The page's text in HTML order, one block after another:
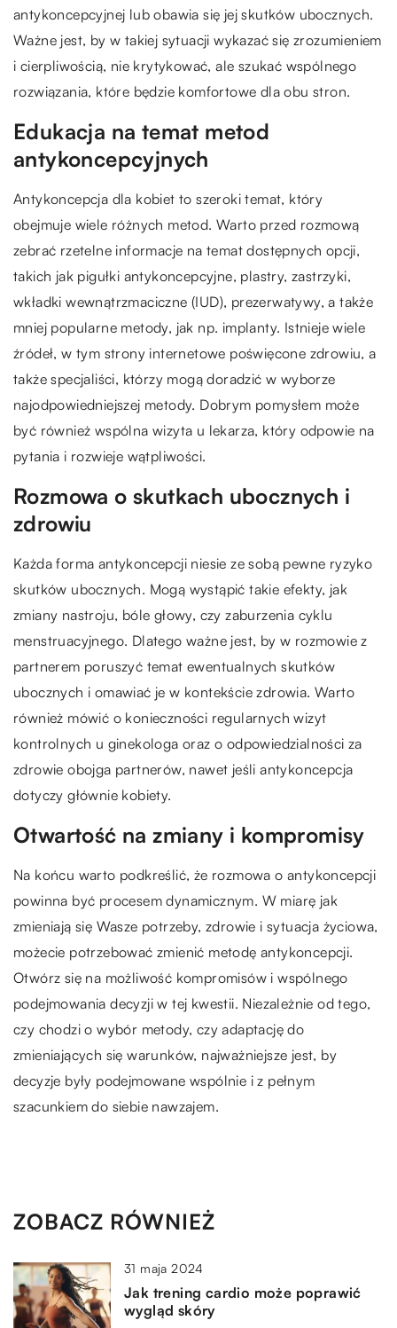
antykoncepcyjnej lub obawia się jej skutków ubocznych.
Ważne jest, by w takiej sytuacji wykazać się zrozumieniem
i cierpliwością, nie krytykować, ale szukać wspólnego
rozwiązania, które będzie komfortowe dla obu stron.
Edukacja na temat metod
antykoncepcyjnych
Antykoncepcja dla kobiet to szeroki temat, który
obejmuje wiele różnych metod. Warto przed rozmową
zebrać rzetelne informacje na temat dostępnych opcji,
takich jak pigułki antykoncepcyjne, plastry, zastrzyki,
wkładki wewnątrzmaciczne (IUD), prezerwatywy, a także
mniej popularne metody, jak np. implanty. Istnieje wiele
źródeł, w tym strony internetowe poświęcone zdrowiu, a
także specjaliści, którzy mogą doradzić w wyborze
najodpowiedniejszej metody. Dobrym pomysłem może
być również wspólna wizyta u lekarza, który odpowie na
pytania i rozwieje wątpliwości.
Rozmowa o skutkach ubocznych i
zdrowiu
Każda forma antykoncepcji niesie ze sobą pewne ryzyko
skutków ubocznych. Mogą wystąpić takie efekty, jak
zmiany nastroju, bóle głowy, czy zaburzenia cyklu
menstruacyjnego. Dlatego ważne jest, by w rozmowie z
partnerem poruszyć temat ewentualnych skutków
ubocznych i omawiać je w kontekście zdrowia. Warto
również mówić o konieczności regularnych wizyt
kontrolnych u ginekologa oraz o odpowiedzialności za
zdrowie obojga partnerów, nawet jeśli antykoncepcja
dotyczy głównie kobiety.
Otwartość na zmiany i kompromisy
Na końcu warto podkreślić, że rozmowa o antykoncepcji
powinna być procesem dynamicznym. W miarę jak
zmieniają się Wasze potrzeby, zdrowie i sytuacja życiowa,
możecie potrzebować zmienić metodę antykoncepcji.
Otwórz się na możliwość kompromisów i wspólnego
podejmowania decyzji w tej kwestii. Niezależnie od tego,
czy chodzi o wybór metody, czy adaptację do
zmieniających się warunków, najważniejsze jest, by
decyzje były podejmowane wspólnie i z pełnym
szacunkiem do siebie nawzajem.
ZOBACZ RÓWNIEŻ
31 maja 2024
Jak trening cardio może poprawić
wygląd skóry